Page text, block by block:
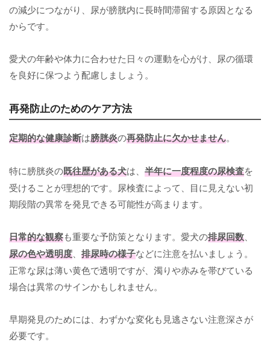
の減少につながり、尿が膀胱内に長時間滞留する原因となる
からです。
愛犬の年齢や体力に合わせた日々の運動を心がけ、尿の循環
を良好に保つよう配慮しましょう。
再発防止のためのケア方法
定期的な健康診断は膀胱炎の再発防止に欠かせません。
特に膀胱炎の既往歴がある犬は、 半年に一度程度の尿検査を
受けることが理想的です。尿検査によって、目に見えない初
期段階の異常を発見できる可能性が高まります。
日常的な観察も重要な予防策となります。愛犬の排尿回数
尿の色や透明度 排尿時の様子などに注意を払いましょう。
正常な尿は薄い黄色で透明ですが、濁りや赤みを帯びている
場合は異常のサインかもしれません。
早期発見のためには、わずかな変化も見逃さない注意深さが
必要です。